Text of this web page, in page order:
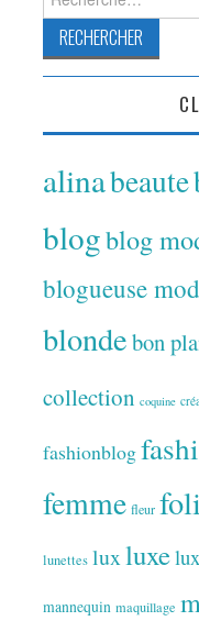
alinabeaute
blogblog
blogueuse
blondebon
collection coquine
fashionblog
femme fleur
lunettes luxluxe
mannequin maquillage